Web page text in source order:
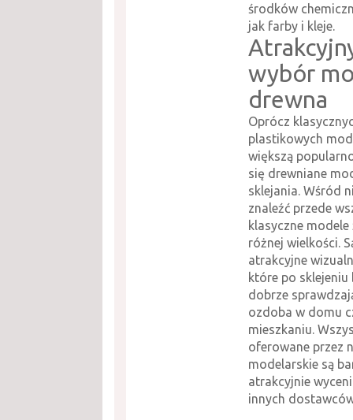
środków
jak farby i kleje.
wybór
drewna
Oprócz
plastikowych
większą
się drewniane
sklejania. Wśród
znaleźć przede
klasyczne
różnej wielkości.
atrakcyjne
które po sklejeniu
dobrze
ozdoba w domu
mieszkaniu.
oferowane przez
modelarskie są
atrakcyjnie
innych